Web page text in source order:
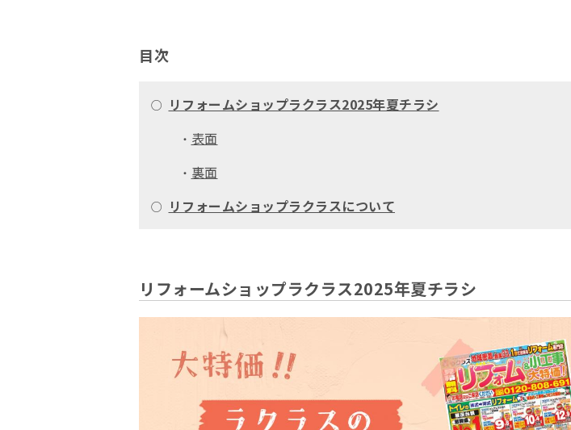
目次
○ リフォームショップラクラス2025年夏チラシ
・ 表面
・ 裏面
○ リフォームショップラクラスについて
リフォームショップラクラス2025年夏チラシ